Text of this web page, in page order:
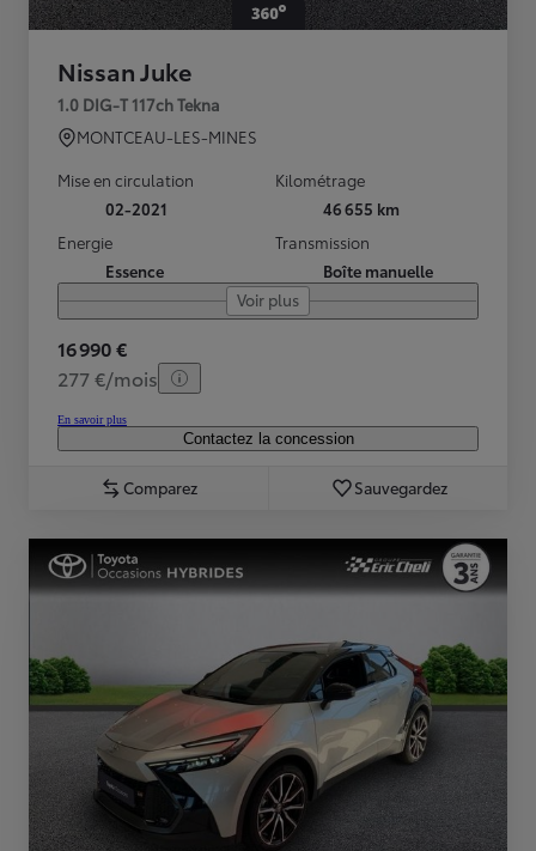
Nissan Juke
1.0 DIG-T 117ch Tekna
MONTCEAU-LES-MINES
Mise en circulation
02-2021
Kilométrage
46 655 km
Energie
Essence
Transmission
Boîte manuelle
Voir plus
16 990 €
277 €/mois
En savoir plus
Contactez la concession
Comparez Sauvegardez